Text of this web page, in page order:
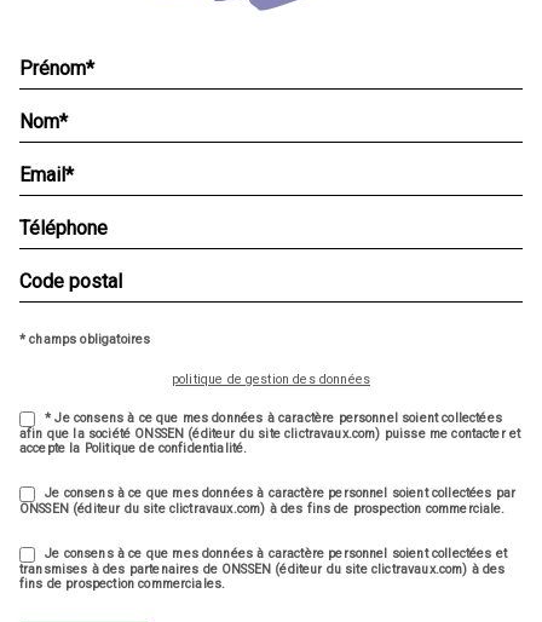
* champs obligatoires
politique de gestion des données
* Je consens à ce que mes données à caractère personnel soient collectées
afin que la société ONSSEN (éditeur du site clictravaux.com) puisse me contacter et
accepte la Politique de confidentialité.
Je consens à ce que mes données à caractère personnel soient collectées par
ONSSEN (éditeur du site clictravaux.com) à des fins de prospection commerciale.
Je consens à ce que mes données à caractère personnel soient collectées et
transmises à des partenaires de ONSSEN (éditeur du site clictravaux.com) à des
fins de prospection commerciales.